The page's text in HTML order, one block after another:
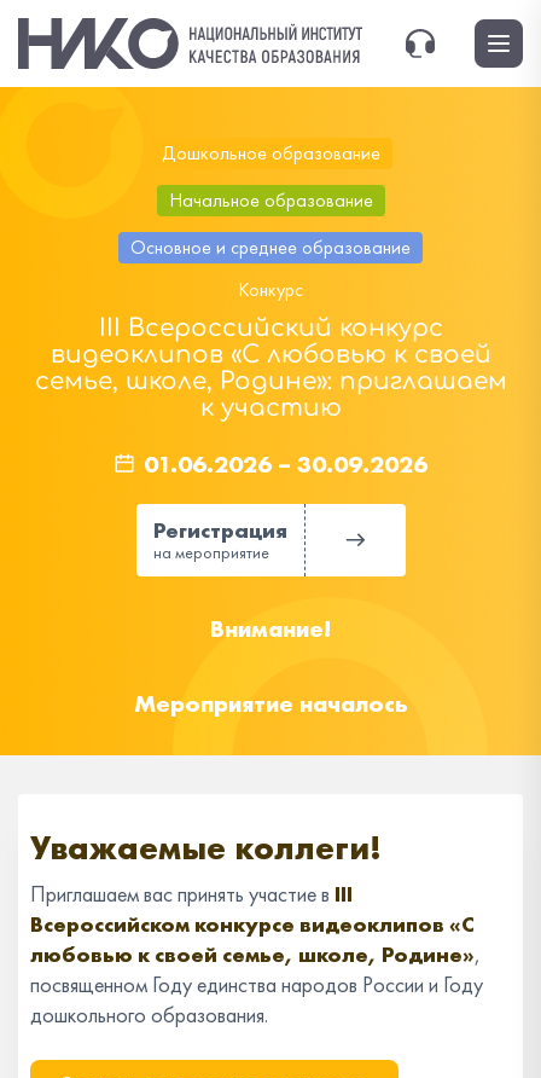
Дошкольное образование
Начальное образование
Основное и среднее образование
Конкурс
III Всероссийский конкурс
видеоклипов «С любовью к своей
семье, школе, Родине»: приглашаем
к участию
01.06.2026 – 30.09.2026
Регистрация
на мероприятие
Внимание!
Мероприятие началось
Уважаемые коллеги!
Приглашаем вас принять участие в III
Всероссийском конкурсе видеоклипов «С
любовью к своей семье, школе, Родине»,
посвященном Году единства народов России и Году
дошкольного образования.